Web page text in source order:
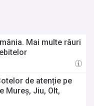
Mai multe râuri
de atenție pe
Mureș, Jiu, Olt,